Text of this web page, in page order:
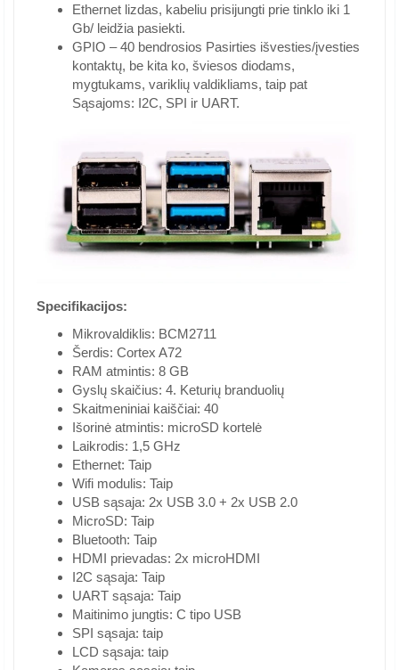
Ethernet lizdas, kabeliu prisijungti prie tinklo iki 1
Gb/ leidžia pasiekti.
GPIO – 40 bendrosios Pasirties išvesties/įvesties
kontaktų, be kita ko, šviesos diodams,
mygtukams, variklių valdikliams, taip pat
Sąsajoms: I2C, SPI ir UART.
Specifikacijos:
Mikrovaldiklis: BCM2711
Šerdis: Cortex A72
RAM atmintis: 8 GB
Gyslų skaičius: 4. Keturių branduolių
Skaitmeniniai kaiščiai: 40
Išorinė atmintis: microSD kortelė
Laikrodis: 1,5 GHz
Ethernet: Taip
Wifi modulis: Taip
USB sąsaja: 2x USB 3.0 + 2x USB 2.0
MicroSD: Taip
Bluetooth: Taip
HDMI prievadas: 2x microHDMI
I2C sąsaja: Taip
UART sąsaja: Taip
Maitinimo jungtis: C tipo USB
SPI sąsaja: taip
LCD sąsaja: taip